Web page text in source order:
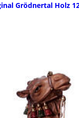
Grödnertal Holz